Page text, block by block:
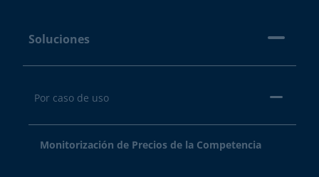
Soluciones
Por caso de uso
Monitorización de Precios de la Competencia